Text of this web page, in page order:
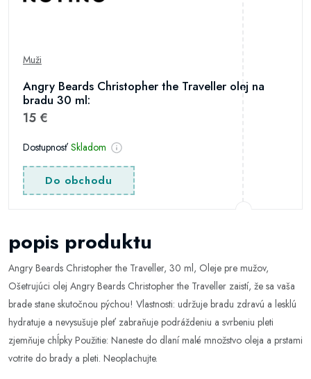
Muži
Angry Beards Christopher the Traveller olej na
bradu 30 ml:
15 €
Dostupnosť Skladom
Do obchodu
popis produktu
Angry Beards Christopher the Traveller, 30 ml, Oleje pre mužov,
Ošetrujúci olej Angry Beards Christopher the Traveller zaistí, že sa vaša
brade stane skutočnou pýchou! Vlastnosti: udržuje bradu zdravú a lesklú
hydratuje a nevysušuje pleť zabraňuje podráždeniu a svrbeniu pleti
zjemňuje chĺpky Použitie: Naneste do dlaní malé množstvo oleja a prstami
votrite do brady a pleti. Neoplachujte.